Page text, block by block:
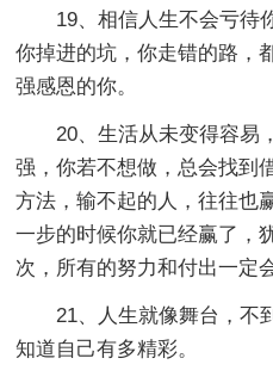
19、相信人生不会亏待你
你掉进的坑，你走错的路，
强感恩的你。
20、生活从未变得容易
强，你若不想做，总会找到
方法，输不起的人，往往也
一步的时候你就已经赢了，
次，所有的努力和付出一定
21、人生就像舞台，不
知道自己有多精彩。